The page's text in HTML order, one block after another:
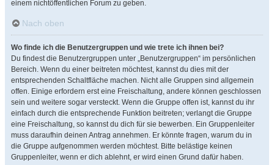
einem nichtöffentlichen Forum zu geben.
Nach oben
Wo finde ich die Benutzergruppen und wie trete ich ihnen bei?
Du findest die Benutzergruppen unter „Benutzergruppen“ im persönlichen
Bereich. Wenn du einer beitreten möchtest, kannst du dies mit der
entsprechenden Schaltfläche machen. Nicht alle Gruppen sind allgemein
offen. Einige erfordern erst eine Freischaltung, andere können geschlossen
sein und weitere sogar versteckt. Wenn die Gruppe offen ist, kannst du ihr
einfach durch die entsprechende Funktion beitreten; verlangt die Gruppe
eine Freischaltung, so kannst du dich für sie bewerben. Ein Gruppenleiter
muss daraufhin deinen Antrag annehmen. Er könnte fragen, warum du in
die Gruppe aufgenommen werden möchtest. Bitte belästige keinen
Gruppenleiter, wenn er dich ablehnt, er wird einen Grund dafür haben.